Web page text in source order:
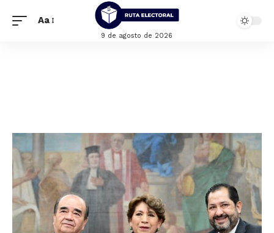
Aa
9 de agosto de 2026